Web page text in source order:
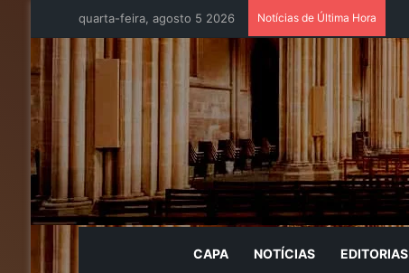
quarta-feira, agosto 5 2026 Notícias de Última Hora
CAPA NOTÍCIAS EDITORIAS